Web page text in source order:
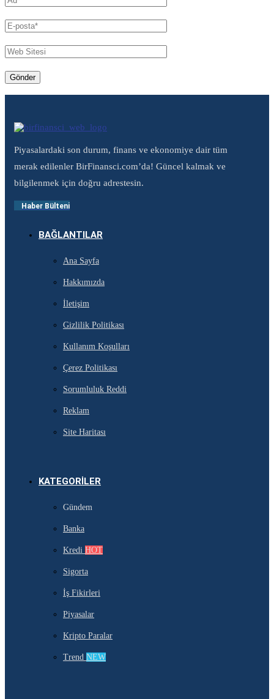
Piyasalardaki son durum, finans ve ekonomiye dair tüm
merak edilenler BirFinansci.com’da! Güncel kalmak ve
bilgilenmek için doğru adrestesin.
Haber Bülteni
BAĞLANTILAR
Ana Sayfa
Hakkımızda
İletişim
Gizlilik Politikası
Kullanım Koşulları
Çerez Politikası
Sorumluluk Reddi
Reklam
Site Haritası
KATEGORILER
Gündem
Banka
Kredi HOT
Sigorta
İş Fikirleri
Piyasalar
Kripto Paralar
Trend NEW